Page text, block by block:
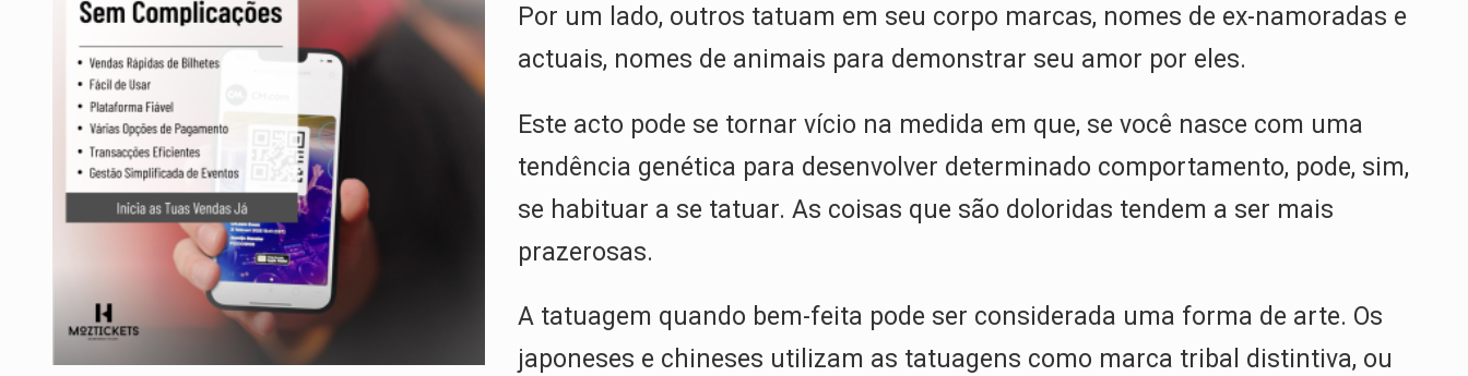
Por um lado, outros tatuam em seu corpo marcas, nomes de ex-namoradas e
actuais, nomes de animais para demonstrar seu amor por eles.
Este acto pode se tornar vício na medida em que, se você nasce com uma
tendência genética para desenvolver determinado comportamento, pode, sim,
se habituar a se tatuar. As coisas que são doloridas tendem a ser mais
prazerosas.
A tatuagem quando bem-feita pode ser considerada uma forma de arte. Os
japoneses e chineses utilizam as tatuagens como marca tribal distintiva, ou